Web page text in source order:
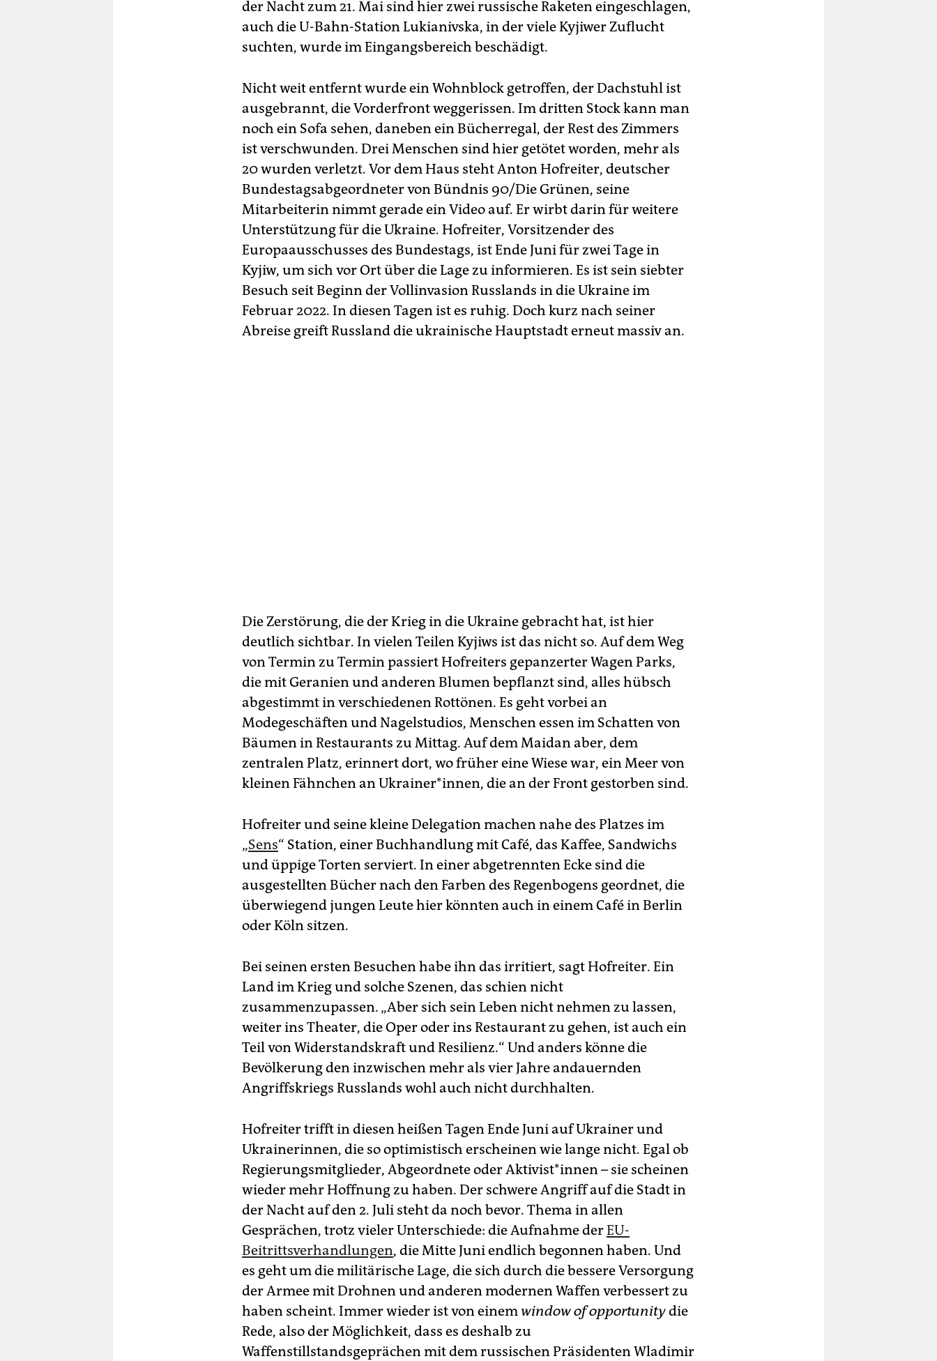
der Nacht zum 21. Mai sind hier zwei russische Raketen eingeschlagen,
auch die U-Bahn-Station Lukianivska, in der viele Kyjiwer Zuflucht
suchten, wurde im Eingangsbereich beschädigt.
Nicht weit entfernt wurde ein Wohnblock getroffen, der Dachstuhl ist
ausgebrannt, die Vorderfront weggerissen. Im dritten Stock kann man
noch ein Sofa sehen, daneben ein Bücherregal, der Rest des Zimmers
ist verschwunden. Drei Menschen sind hier getötet worden, mehr als
20 wurden verletzt. Vor dem Haus steht Anton Hofreiter, deutscher
Bundestagsabgeordneter von Bündnis 90/Die Grünen, seine
Mitarbeiterin nimmt gerade ein Video auf. Er wirbt darin für weitere
Unterstützung für die Ukraine. Hofreiter, Vorsitzender des
Europaausschusses des Bundestags, ist Ende Juni für zwei Tage in
Kyjiw, um sich vor Ort über die Lage zu informieren. Es ist sein siebter
Besuch seit Beginn der Vollinvasion Russlands in die Ukraine im
Februar 2022. In diesen Tagen ist es ruhig. Doch kurz nach seiner
Abreise greift Russland die ukrainische Hauptstadt erneut massiv an.
Die Zerstörung, die der Krieg in die Ukraine gebracht hat, ist hier
deutlich sichtbar. In vielen Teilen Kyjiws ist das nicht so. Auf dem Weg
von Termin zu Termin passiert Hofreiters gepanzerter Wagen Parks,
die mit Geranien und anderen Blumen bepflanzt sind, alles hübsch
abgestimmt in verschiedenen Rottönen. Es geht vorbei an
Modegeschäften und Nagelstudios, Menschen essen im Schatten von
Bäumen in Restaurants zu Mittag. Auf dem Maidan aber, dem
zentralen Platz, erinnert dort, wo früher eine Wiese war, ein Meer von
kleinen Fähnchen an Ukrainer*innen, die an der Front gestorben sind.
Hofreiter und seine kleine Delegation machen nahe des Platzes im
„Sens“ Station, einer Buchhandlung mit Café, das Kaffee, Sandwichs
und üppige Torten serviert. In einer abgetrennten Ecke sind die
ausgestellten Bücher nach den Farben des Regenbogens geordnet, die
überwiegend jungen Leute hier könnten auch in einem Café in Berlin
oder Köln sitzen.
Bei seinen ersten Besuchen habe ihn das irritiert, sagt Hofreiter. Ein
Land im Krieg und solche Szenen, das schien nicht
zusammenzupassen. „Aber sich sein Leben nicht nehmen zu lassen,
weiter ins Theater, die Oper oder ins Restaurant zu gehen, ist auch ein
Teil von Widerstandskraft und Resilienz.“ Und anders könne die
Bevölkerung den inzwischen mehr als vier Jahre andauernden
Angriffskriegs Russlands wohl auch nicht durchhalten.
Hofreiter trifft in diesen heißen Tagen Ende Juni auf Ukrainer und
Ukrainerinnen, die so optimistisch erscheinen wie lange nicht. Egal ob
Regierungsmitglieder, Abgeordnete oder Ak­ti­vis­t*in­nen – sie scheinen
wieder mehr Hoffnung zu haben. Der schwere Angriff auf die Stadt in
der Nacht auf den 2. Juli steht da noch bevor. Thema in allen
Gesprächen, trotz vieler Unterschiede: die Aufnahme derEU-
Beitrittsverhandlungen, die Mitte Juni endlich begonnen haben. Und
es geht um die militärische Lage, die sich durch die bessere Versorgung
der Armee mit Drohnen und anderen modernen Waffen verbessert zu
haben scheint. Immer wieder ist von einemwindow of opportunitydie
Rede, also der Möglichkeit, dass es deshalb zu
Waffenstillstandsgeprächen mit dem russischen Präsidenten Wladimir